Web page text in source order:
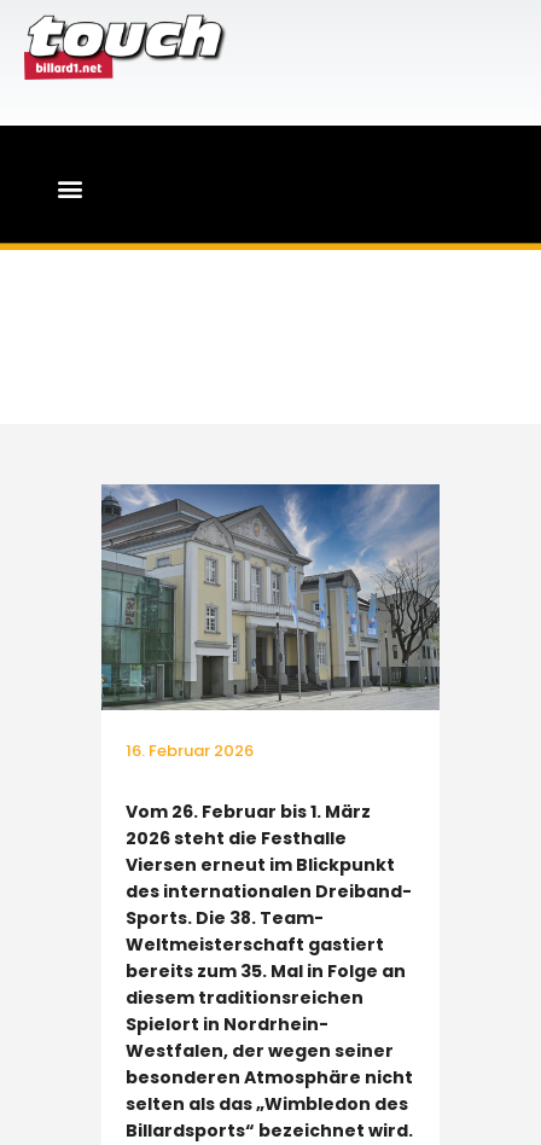
16. Februar 2026
Vom 26. Februar bis 1. März
2026 steht die Festhalle
Viersen erneut im Blickpunkt
des internationalen Dreiband-
Sports. Die 38. Team-
Weltmeisterschaft gastiert
bereits zum 35. Mal in Folge an
diesem traditionsreichen
Spielort in Nordrhein-
Westfalen, der wegen seiner
besonderen Atmosphäre nicht
selten als das „Wimbledon des
Billardsports“ bezeichnet wird.